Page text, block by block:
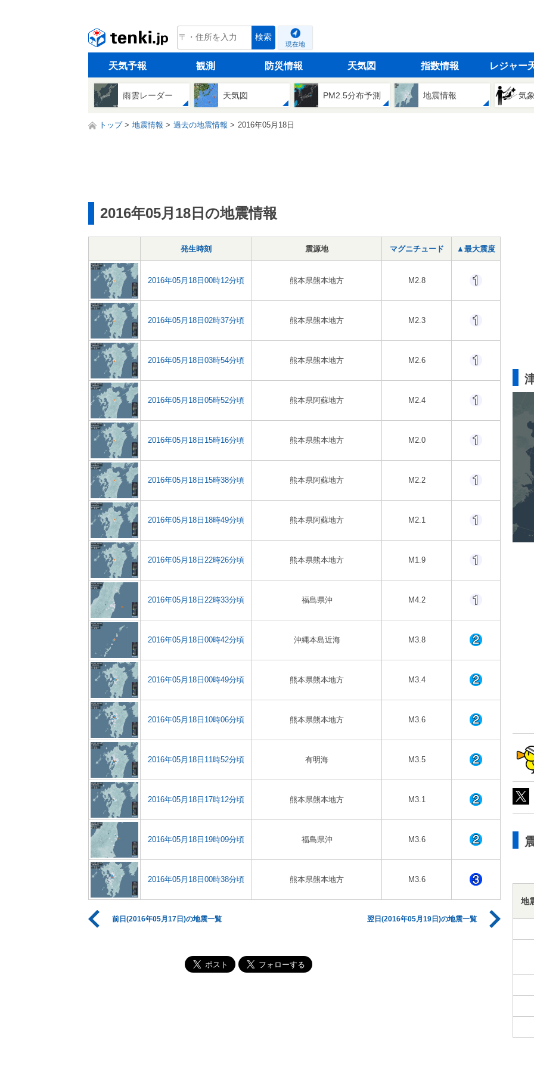
tenki.jp 検索
現在地
天気予報 観測 防災情報 天気図 指数情報 レジャー
雨雲レーダー 天気図 PM2.5分布予測 地震情報 気
トップ 地震情報 過去の地震情報 2016年05月18日
2016年05月18日の地震情報
発生時刻 震源地 マグニチュード ▲最大震度
2016年05月18日00時12分頃 熊本県熊本地方 M2.8
2016年05月18日02時37分頃 熊本県熊本地方 M2.3
2016年05月18日03時54分頃 熊本県熊本地方 M2.6
2016年05月18日05時52分頃 熊本県阿蘇地方 M2.4
2016年05月18日15時16分頃 熊本県熊本地方 M2.0
2016年05月18日15時38分頃 熊本県阿蘇地方 M2.2
2016年05月18日18時49分頃 熊本県阿蘇地方 M2.1
2016年05月18日22時26分頃 熊本県熊本地方 M1.9
2016年05月18日22時33分頃 福島県沖 M4.2
2016年05月18日00時42分頃 沖縄本島近海 M3.8
2016年05月18日00時49分頃 熊本県熊本地方 M3.4
2016年05月18日10時06分頃 熊本県熊本地方 M3.6
2016年05月18日11時52分頃 有明海 M3.5
2016年05月18日17時12分頃 熊本県熊本地方 M3.1
2016年05月18日19時09分頃 福島県沖 M3.6
2016年05月18日00時38分頃 熊本県熊本地方 M3.6
前日(2016年05月17日)の地震一覧 翌日(2016年05月19日)の地震一覧
地